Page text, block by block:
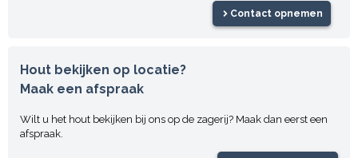
Contact opnemen
Hout bekijken op locatie?
Maak een afspraak
Wilt u het hout bekijken bij ons op de zagerij? Maak dan eerst een
afspraak.